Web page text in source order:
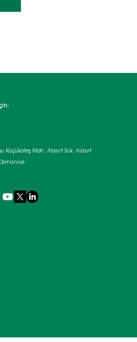
Küçükateş Mah. Alasırt Sok. Alasırt